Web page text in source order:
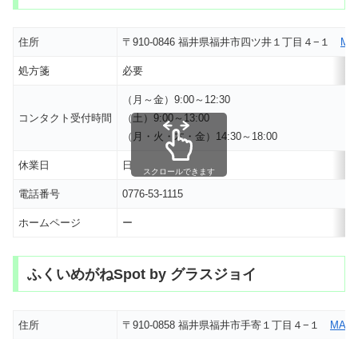
住所 〒910-0846 福井県福井市四ツ井１丁目４−１
処方箋 必要
コンタクト受付時間
（月～金）9:00～12:30
（土）9:00～13:00
（月・火・木・金）14:30～18:00
休業日 日
電話番号 0776-53-1115
ホームページ ー
スクロールできます
ふくいめがねSpot by グラスジョイ
住所 〒910-0858 福井県福井市手寄１丁目４−１ MAP